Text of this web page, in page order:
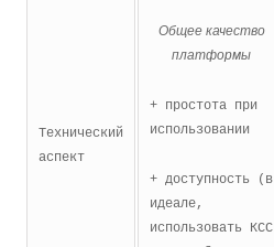
Технический
аспект
Общее качество
платформы
+ простота при
использовании
+ доступность (в
идеале,
использовать КСС